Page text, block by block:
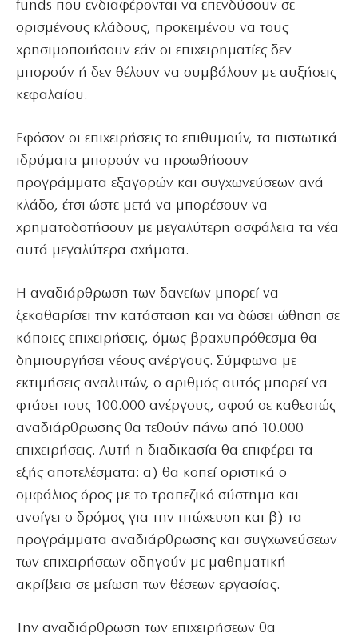
funds που ενδιαφέρονται να επενδύσουν σε
ορισμένους κλάδους, προκειμένου να τους
χρησιμοποιήσουν εάν οι επιχειρηματίες δεν
μπορούν ή δεν θέλουν να συμβάλουν με αυξήσεις
κεφαλαίου.
Εφόσον οι επιχειρήσεις το επιθυμούν, τα πιστωτικά
ιδρύματα μπορούν να προωθήσουν
προγράμματα εξαγορών και συγχωνεύσεων ανά
κλάδο, έτσι ώστε μετά να μπορέσουν να
χρηματοδοτήσουν με μεγαλύτερη ασφάλεια τα νέα
αυτά μεγαλύτερα σχήματα.
Η αναδιάρθρωση των δανείων μπορεί να
ξεκαθαρίσει την κατάσταση και να δώσει ώθηση σε
κάποιες επιχειρήσεις, όμως βραχυπρόθεσμα θα
δημιουργήσει νέους ανέργους. Σύμφωνα με
εκτιμήσεις αναλυτών, ο αριθμός αυτός μπορεί να
φτάσει τους 100.000 ανέργους, αφού σε καθεστώς
αναδιάρθρωσης θα τεθούν πάνω από 10.000
επιχειρήσεις. Αυτή η διαδικασία θα επιφέρει τα
εξής αποτελέσματα: α) θα κοπεί οριστικά ο
ομφάλιος όρος με το τραπεζικό σύστημα και
ανοίγει ο δρόμος για την πτώχευση και β) τα
προγράμματα αναδιάρθρωσης και συγχωνεύσεων
των επιχειρήσεων οδηγούν με μαθηματική
ακρίβεια σε μείωση των θέσεων εργασίας.
Την αναδιάρθρωση των επιχειρήσεων θα